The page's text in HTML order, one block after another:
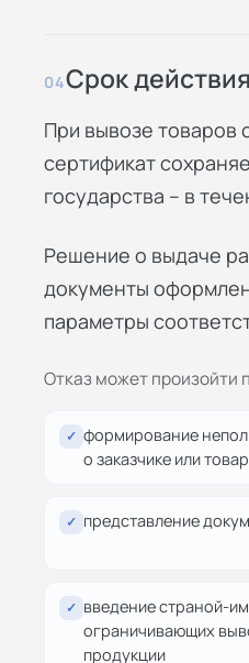
04Срок действия
При вывозе товаров
сертификат
государства – в
Решение о выдаче
документы
параметры
Отказ может произойти
✓ формирование
о заказчике или
✓ представление
✓ введение страной-
ограничивающих
продукции